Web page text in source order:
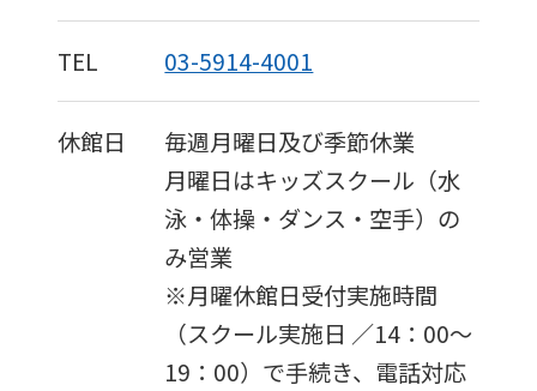
TEL 03-5914-4001
休館日
毎週月曜日及び季節休業
月曜日はキッズスクール（水
泳・体操・ダンス・空手）の
み営業
※月曜休館日受付実施時間
（スクール実施日 ／14：00〜
19：00）で手続き、電話対応